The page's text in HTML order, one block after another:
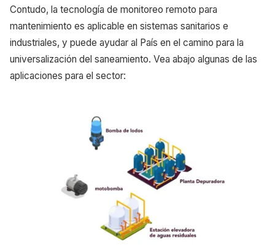
Contudo, la tecnología de monitoreo remoto para
mantenimiento es aplicable en sistemas sanitarios e
industriales, y puede ayudar al País en el camino para la
universalización del saneamiento. Vea abajo algunas de las
aplicaciones para el sector: